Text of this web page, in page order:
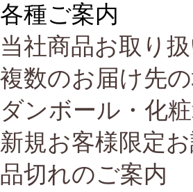
各種ご案内
当社商品お取り
複数のお届け先
ダンボール・化
新規お客様限定
品切れのご案内